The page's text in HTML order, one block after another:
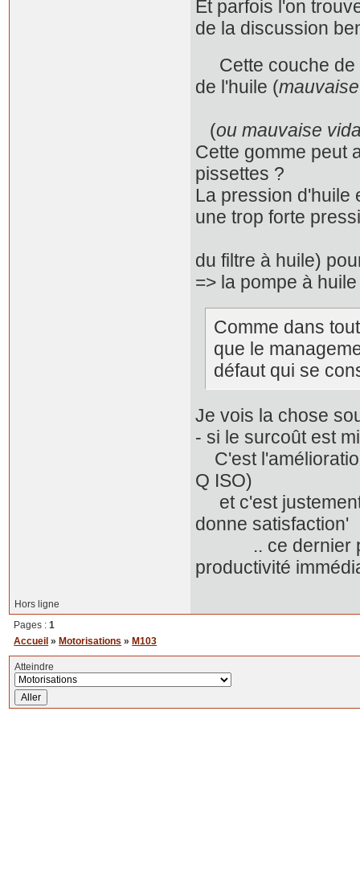
Et parfois l'on
de la discussion
Cette couche de
de l'huile (
(ou mauvaise
Cette gomme peut
pissettes ?
La pression d'huile
une trop forte
du filtre à huile)
=> la pompe à
Comme dans
que le
défaut qui se
Je vois la chose
- si le surcoût est
C'est
Q ISO)
et c'est justement
donne satisfaction'
.. ce dernier
productivité
Hors ligne
Pages :1
Accueil » Motorisations » M103
Atteindre